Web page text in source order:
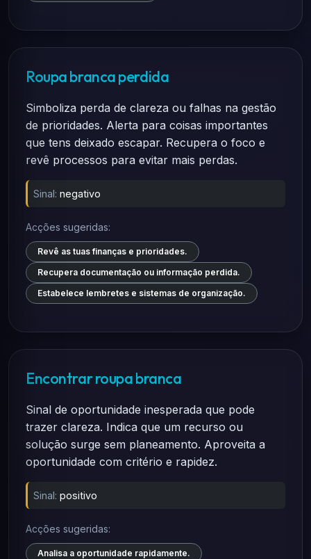
Roupa branca perdida
Simboliza perda de clareza ou falhas na gestão
de prioridades. Alerta para coisas importantes
que tens deixado escapar. Recupera o foco e
revê processos para evitar mais perdas.
Sinal: negativo
Acções sugeridas:
Revê as tuas finanças e prioridades.
Recupera documentação ou informação perdida.
Estabelece lembretes e sistemas de organização.
Encontrar roupa branca
Sinal de oportunidade inesperada que pode
trazer clareza. Indica que um recurso ou
solução surge sem planeamento. Aproveita a
oportunidade com critério e rapidez.
Sinal: positivo
Acções sugeridas:
Analisa a oportunidade rapidamente.